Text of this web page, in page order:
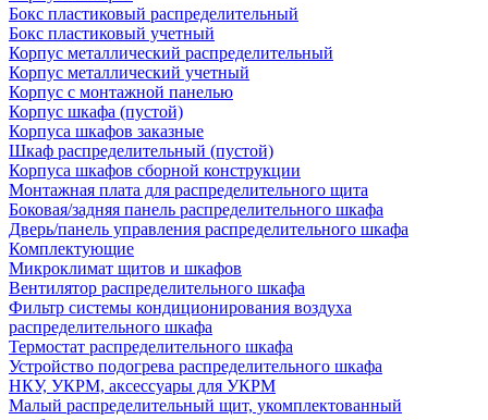
Бокс пластиковый распределительный
Бокс пластиковый учетный
Корпус металлический распределительный
Корпус металлический учетный
Корпус с монтажной панелью
Корпус шкафа (пустой)
Корпуса шкафов заказные
Шкаф распределительный (пустой)
Корпуса шкафов сборной конструкции
Монтажная плата для распределительного щита
Боковая/задняя панель распределительного шкафа
Дверь/панель управления распределительного шкафа
Комплектующие
Микроклимат щитов и шкафов
Вентилятор распределительного шкафа
Фильтр системы кондиционирования воздуха
распределительного шкафа
Термостат распределительного шкафа
Устройство подогрева распределительного шкафа
НКУ, УКРМ, аксессуары для УКРМ
Малый распределительный щит, укомплектованный